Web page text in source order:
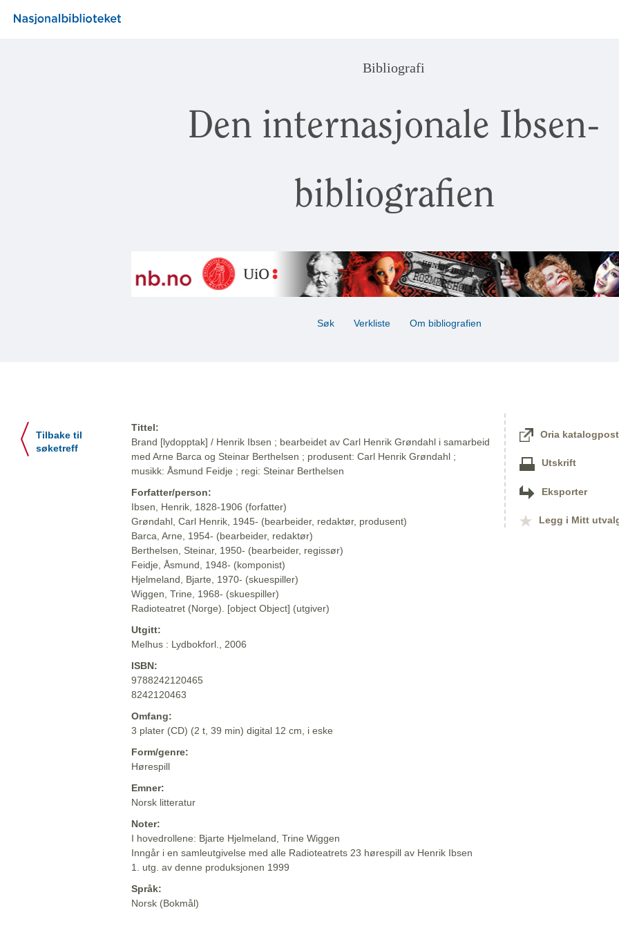
Bibliografi
Den internasjonale Ibsen-
bibliografien
Søk Verkliste Om bibliografien
Tilbake til
søketreff
Tittel:
Brand [lydopptak] / Henrik Ibsen ; bearbeidet av Carl Henrik Grøndahl i samarbeid
med Arne Barca og Steinar Berthelsen ; produsent: Carl Henrik Grøndahl ;
musikk: Åsmund Feidje ; regi: Steinar Berthelsen
Forfatter/person:
Ibsen, Henrik, 1828-1906 (forfatter)
Grøndahl, Carl Henrik, 1945- (bearbeider, redaktør, produsent)
Barca, Arne, 1954- (bearbeider, redaktør)
Berthelsen, Steinar, 1950- (bearbeider, regissør)
Feidje, Åsmund, 1948- (komponist)
Hjelmeland, Bjarte, 1970- (skuespiller)
Wiggen, Trine, 1968- (skuespiller)
Radioteatret (Norge). [object Object] (utgiver)
Utgitt:
Melhus : Lydbokforl., 2006
ISBN:
9788242120465
8242120463
Omfang:
3 plater (CD) (2 t, 39 min) digital 12 cm, i eske
Form/genre:
Hørespill
Emner:
Norsk litteratur
Noter:
I hovedrollene: Bjarte Hjelmeland, Trine Wiggen
Inngår i en samleutgivelse med alle Radioteatrets 23 hørespill av Henrik Ibsen
1. utg. av denne produksjonen 1999
Språk:
Norsk (Bokmål)
Oria katalogpost
Utskrift
Eksporter
Legg i Mitt